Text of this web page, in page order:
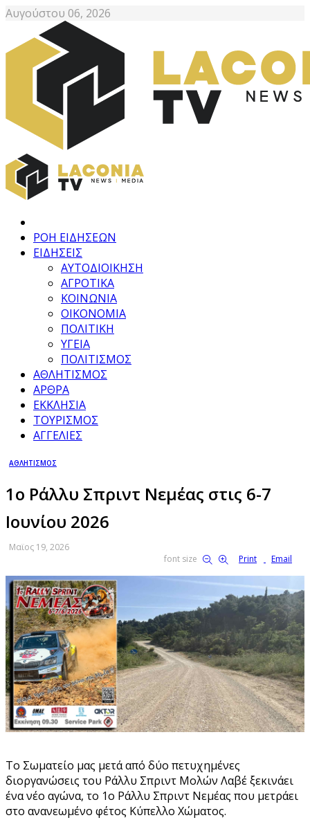
Αυγούστου 06, 2026
ΡΟΗ ΕΙΔΗΣΕΩΝ
ΕΙΔΗΣΕΙΣ
ΑΥΤΟΔΙΟΙΚΗΣΗ
ΑΓΡΟΤΙΚΑ
ΚΟΙΝΩΝΙΑ
ΟΙΚΟΝΟΜΙΑ
ΠΟΛΙΤΙΚΗ
ΥΓΕΙΑ
ΠΟΛΙΤΙΣΜΟΣ
ΑΘΛΗΤΙΣΜΟΣ
ΑΡΘΡΑ
ΕΚΚΛΗΣΙΑ
ΤΟΥΡΙΣΜΟΣ
ΑΓΓΕΛΙΕΣ
ΑΘΛΗΤΙΣΜΟΣ
1ο Ράλλυ Σπριντ Νεμέας στις 6-7
Ιουνίου 2026
Μαϊος 19, 2026
font size
Print Email
To Σωματείο μας μετά από δύο πετυχημένες
διοργανώσεις του Ράλλυ Σπριντ Μολών Λαβέ ξεκινάει
ένα νέο αγώνα, το 1ο Ράλλυ Σπριντ Νεμέας που μετράει
στο ανανεωμένο φέτος Κύπελλο Χώματος.